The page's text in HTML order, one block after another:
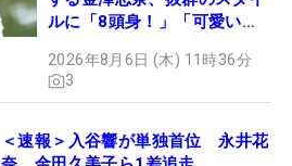
ルに「8頭身！」「可愛いに
2026年8月6日 (木) 11時36分
3
＜速報＞入谷響が単独首位 永井花